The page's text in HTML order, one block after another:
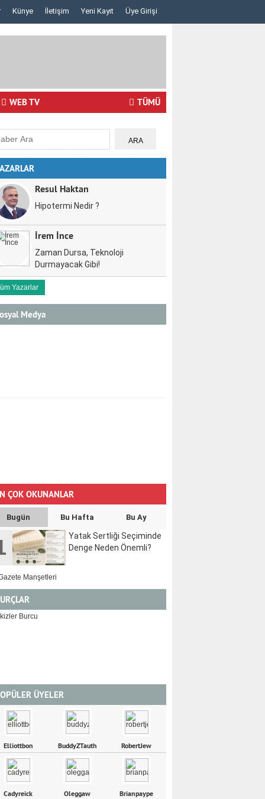
Lazerden Korktuğunuz İçin Gözlüğe Mahkûm Olma..
Künye İletişim Yeni Kayıt Üye Girişi
WEB TV TÜMÜ
Resul Haktan
Hipotermi Nedir ?
İrem İnce
Zaman Dursa, Teknoloji
Durmayacak Gibi!
Yazarlar
Medya
ÇOK OKUNANLAR
Bugün Bu Hafta Bu Ay
Yatak Sertliği Seçiminde
Denge Neden Önemli?
ÜYELER
Elliottbon BuddyZTauth RobertJew
Cadyreick Oleggaw Brianpaype